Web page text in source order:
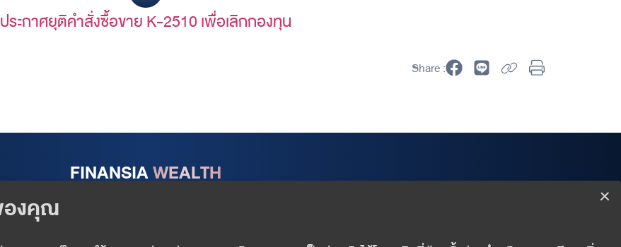
ประกาศยุติคำสั่งซื้อขาย K-2510 เพื่อเลิกกองทุน
Share :
FINANSIAWEALTH
999/9 The Offices at CentralWorld 18/F, Rama I Road,